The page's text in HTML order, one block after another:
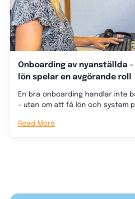
Onboarding av nyanställda
lön spelar en avgörande roll
En bra onboarding handlar inte
– utan om att få lön och system
Read More